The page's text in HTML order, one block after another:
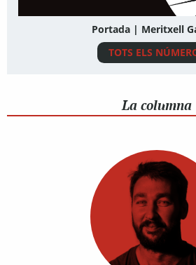
Portada | Meritxell
TOTS ELS
La columna